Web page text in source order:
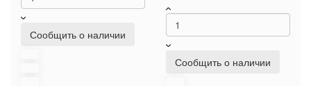
Сообщить о наличии
Сообщить о наличии